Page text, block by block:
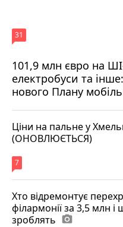
101,9 млн євро на
електробуси та
нового Плану
31
Ціни на пальне у
(ОНОВЛЮЄТЬСЯ)
7
Хто відремонтує
філармонії за 3,5 млн
зроблять photo_camera